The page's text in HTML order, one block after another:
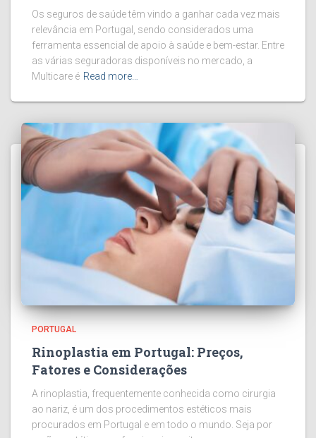
Os seguros de saúde têm vindo a ganhar cada vez mais
relevância em Portugal, sendo considerados uma
ferramenta essencial de apoio à saúde e bem-estar. Entre
as várias seguradoras disponíveis no mercado, a
Multicare é Read more…
PORTUGAL
Rinoplastia em Portugal: Preços,
Fatores e Considerações
A rinoplastia, frequentemente conhecida como cirurgia
ao nariz, é um dos procedimentos estéticos mais
procurados em Portugal e em todo o mundo. Seja por